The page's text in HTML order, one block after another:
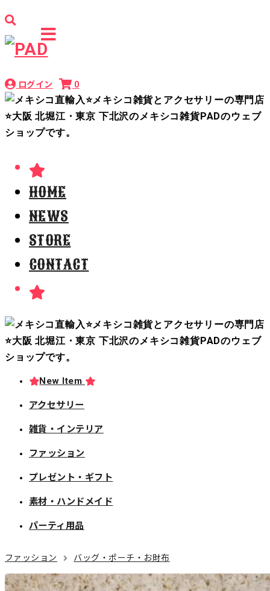
ログイン 0
HOME
NEWS
STORE
CONTACT
New Item
アクセサリー
雑貨・インテリア
ファッション
プレゼント・ギフト
素材・ハンドメイド
パーティ用品
ファッション バッグ・ポーチ・お財布